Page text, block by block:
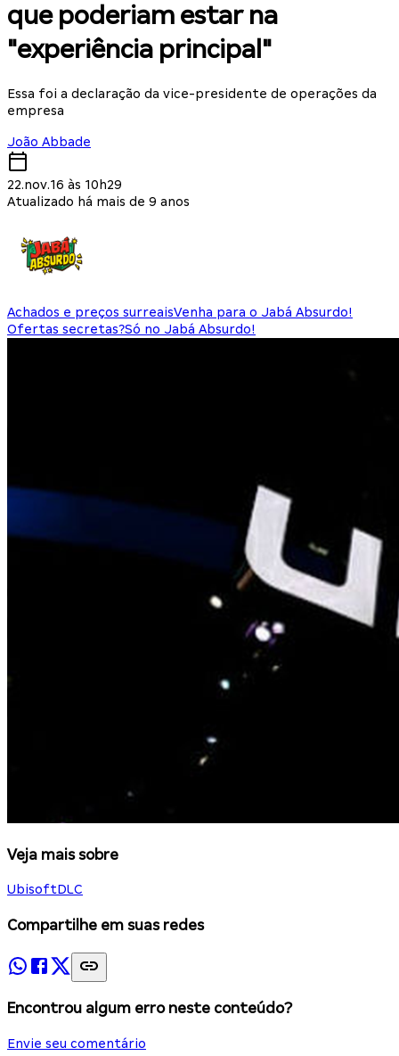
que poderiam estar na
"experiência principal"
Essa foi a declaração da vice-presidente de operações da
empresa
João Abbade
22.nov.16 às 10h29
Atualizado há mais de 9 anos
Achados e preços surreaisVenha para o Jabá Absurdo!
Ofertas secretas?Só no Jabá Absurdo!
Veja mais sobre
UbisoftDLC
Compartilhe em suas redes
Encontrou algum erro neste conteúdo?
Envie seu comentário